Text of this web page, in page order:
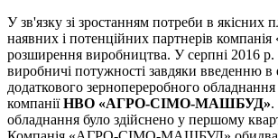
У зв'язку зі зростанням потреби в якісних
наявних і потенційних партнерів компанія
розширення виробництва. У серпні 2016 р.
виробничі потужності завдяки введенню в
додаткового зернопереробного обладнання
компаніїНВО «АГРО-СІМО-МАШБУД».
обладнання було здійснено у першому